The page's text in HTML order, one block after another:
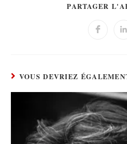
PARTAGER
VOUS DEVRIEZ